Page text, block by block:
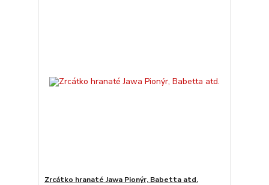
Zrcátko hranaté Jawa Pionýr, Babetta atd.